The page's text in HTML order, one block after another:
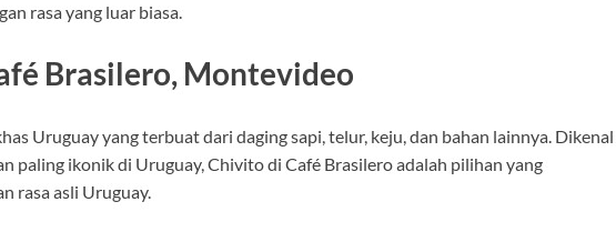
rasa yang luar biasa.
Brasilero, Montevideo
Uruguay yang terbuat dari daging sapi, telur, keju, dan bahan lainnya. Dikenal
paling ikonik di Uruguay, Chivito di Café Brasilero adalah pilihan yang
rasa asli Uruguay.